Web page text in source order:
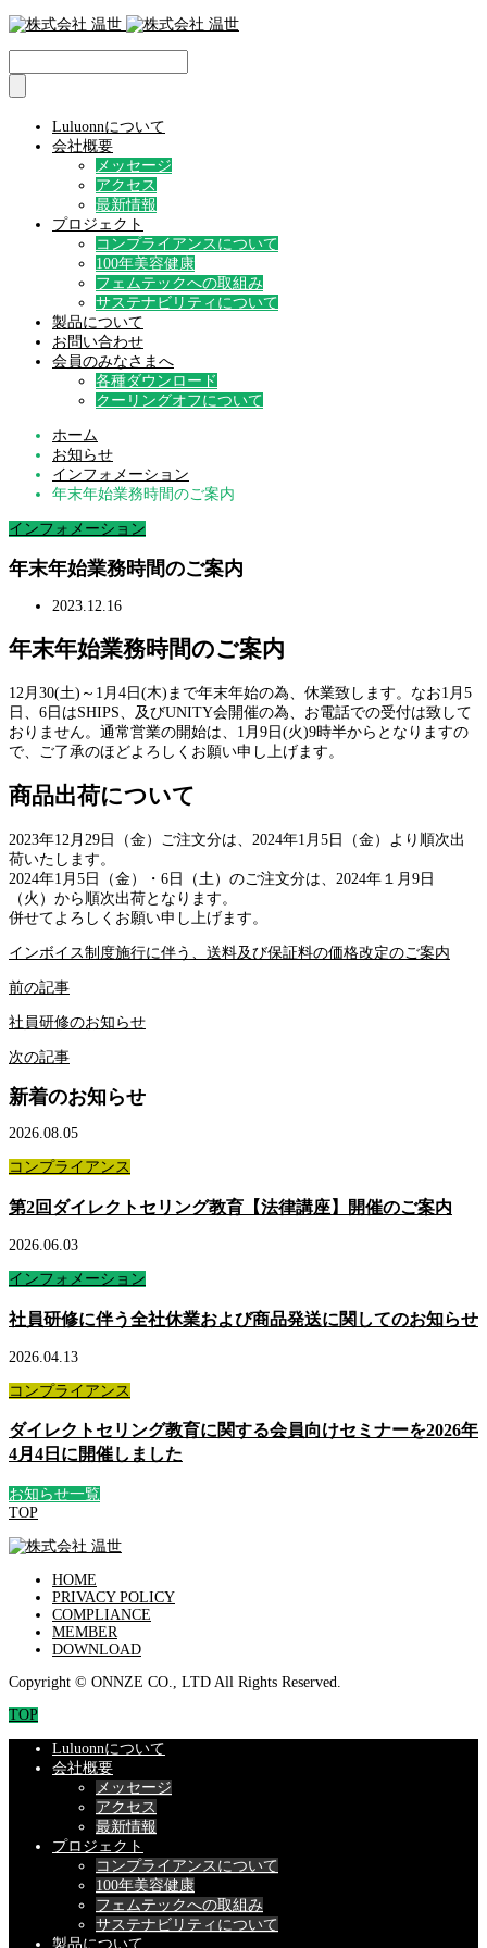
Luluonnについて
会社概要
メッセージ
アクセス
最新情報
プロジェクト
コンプライアンスについて
100年美容健康
フェムテックへの取組み
サステナビリティについて
製品について
お問い合わせ
会員のみなさまへ
各種ダウンロード
クーリングオフについて
ホーム
お知らせ
インフォメーション
年末年始業務時間のご案内
インフォメーション
年末年始業務時間のご案内
2023.12.16
年末年始業務時間のご案内
12月30(土)～1月4日(木)まで年末年始の為、休業致します。なお1月5
日、6日はSHIPS、及びUNITY会開催の為、お電話での受付は致して
おりません。通常営業の開始は、1月9日(火)9時半からとなりますの
で、ご了承のほどよろしくお願い申し上げます。
商品出荷について
2023年12月29日（金）ご注文分は、2024年1月5日（金）より順次出
荷いたします。
2024年1月5日（金）・6日（土）のご注文分は、2024年１月9日
（火）から順次出荷となります。
併せてよろしくお願い申し上げます。
インボイス制度施行に伴う、送料及び保証料の価格改定のご案内
前の記事
社員研修のお知らせ
次の記事
新着のお知らせ
2026.08.05
コンプライアンス
第2回ダイレクトセリング教育【法律講座】開催のご案内
2026.06.03
インフォメーション
社員研修に伴う全社休業および商品発送に関してのお知らせ
2026.04.13
コンプライアンス
ダイレクトセリング教育に関する会員向けセミナーを2026年
4月4日に開催しました
お知らせ一覧
TOP
HOME
PRIVACY POLICY
COMPLIANCE
MEMBER
DOWNLOAD
Copyright © ONNZE CO., LTD All Rights Reserved.
TOP
Luluonnについて
会社概要
メッセージ
アクセス
最新情報
プロジェクト
コンプライアンスについて
100年美容健康
フェムテックへの取組み
サステナビリティについて
製品について